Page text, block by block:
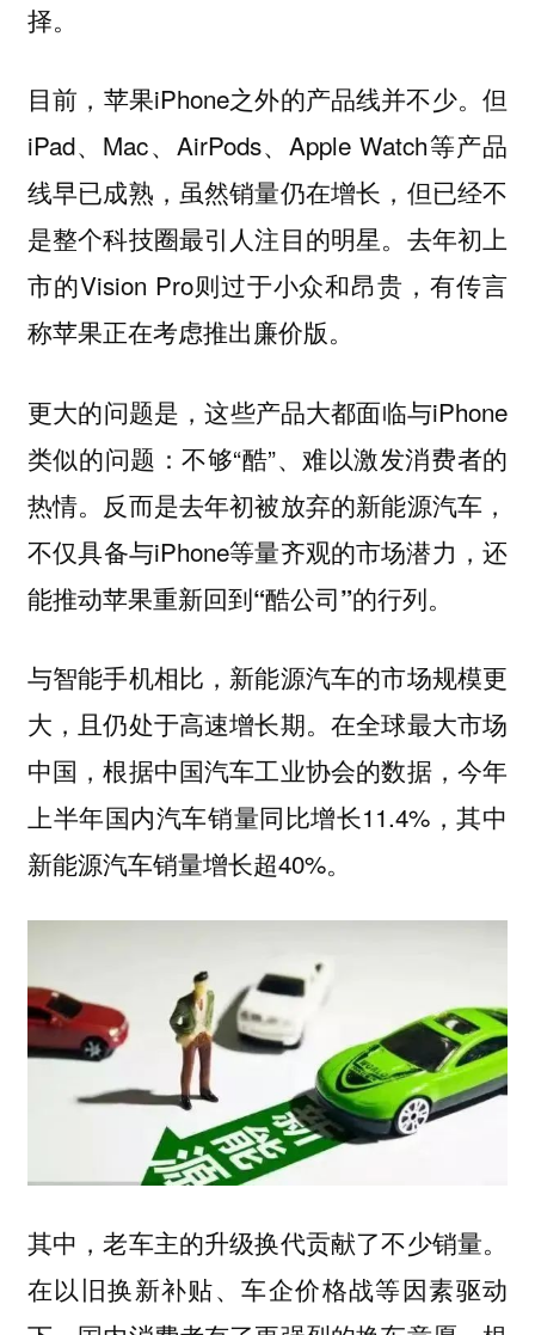
择。
目前，苹果iPhone之外的产品线并不少。但
iPad、Mac、AirPods、Apple Watch等产品
线早已成熟，虽然销量仍在增长，但已经不
是整个科技圈最引人注目的明星。去年初上
市的Vision Pro则过于小众和昂贵，有传言
称苹果正在考虑推出廉价版。
更大的问题是，这些产品大都面临与iPhone
类似的问题：不够“酷”、难以激发消费者的
热情。反而是去年初被放弃的新能源汽车，
不仅具备与iPhone等量齐观的市场潜力，还
能推动苹果重新回到“酷公司”的行列。
与智能手机相比，新能源汽车的市场规模更
大，且仍处于高速增长期。在全球最大市场
中国，根据中国汽车工业协会的数据，今年
上半年国内汽车销量同比增长11.4%，其中
新能源汽车销量增长超40%。
其中，老车主的升级换代贡献了不少销量。
在以旧换新补贴、车企价格战等因素驱动